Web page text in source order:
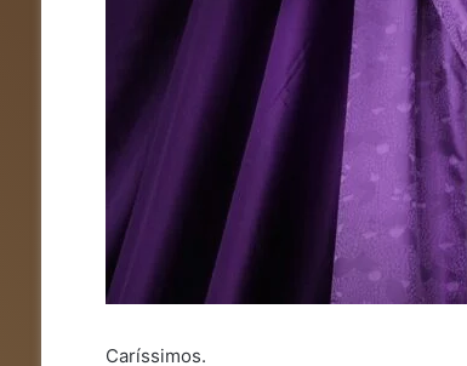
Caríssimos.